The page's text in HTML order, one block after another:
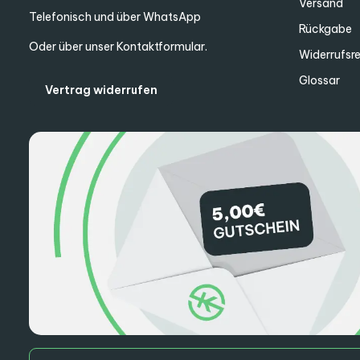
Telefonisch und über WhatsApp
Oder über unserKontaktformular.
Vertrag widerrufen
Versand
Rückgabe
Glossar
E-Mail-Adresse*